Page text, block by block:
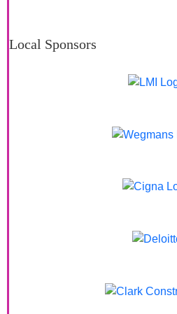
Local Sponsors